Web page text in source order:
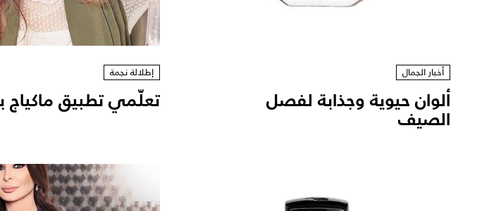
أخبار الجمال
ألوان حيوية وجذابة لفصل
الصيف
إطلالة نجمة
تعلّمي تطبيق